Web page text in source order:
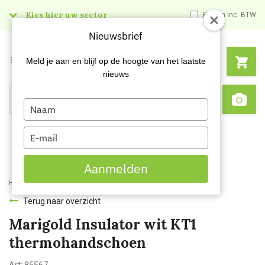
Kies hier uw sector Prijzen inc. BTW
Search
Menu
Home Marigold Insulator wit KT1 thermohandschoen
Terug naar overzicht
Marigold Insulator wit KT1
thermohandschoen
Nieuwsbrief
Meld je aan en blijf op de hoogte van het laatste
nieuws
Type
your
name
Type
your
email
Aanmelden